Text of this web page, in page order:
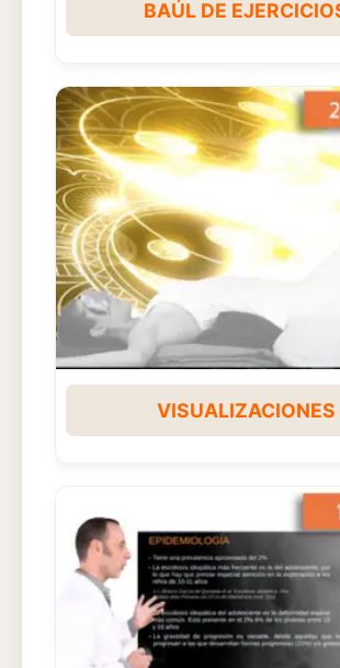
BAÚL DE
VISUALIZACIONES